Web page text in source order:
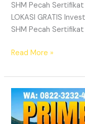
SHM Pecah Sertifikat
LOKASI GRATIS
SHM Pecah
Read More »
Kavling
SHM
Dekat